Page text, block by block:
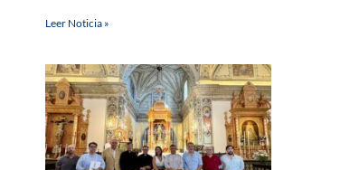
Leer Noticia »